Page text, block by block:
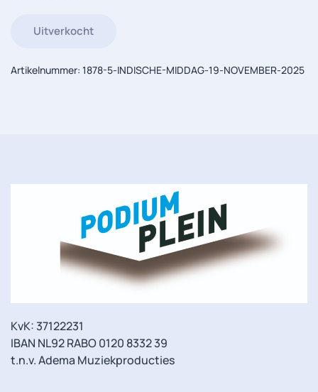
Uitverkocht
Artikelnummer: 1878-5-INDISCHE-MIDDAG-19-NOVEMBER-2025
KvK: 37122231
IBAN NL92 RABO 0120 8332 39
t.n.v. Adema Muziekproducties